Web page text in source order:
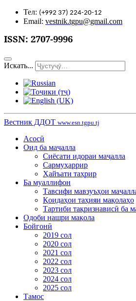
Тел: (+992 37) 224-20-12
Email: vestnik.tgpu@gmail.com
ISSN: 2707-9996
Искать...
Вестник ДДОТ www.esn.tgpu.tj
Асосӣ
Оид ба маҷалла
Сиёсати идораи маҷалла
Сармуҳаррир
Ҳайъати таҳрир
Ба муаллифон
Тавсифи мавзуъҳои
Қоидаҳои таҳияи мақолаҳо
Тартиби тақризнависӣ ба
Одоби нашри мақола
Бойгонӣ
2019 сол
2020 сол
2021 сол
2022 сол
2023 сол
2024 сол
2025 сол
Тамос